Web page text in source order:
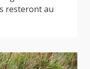
resteront au